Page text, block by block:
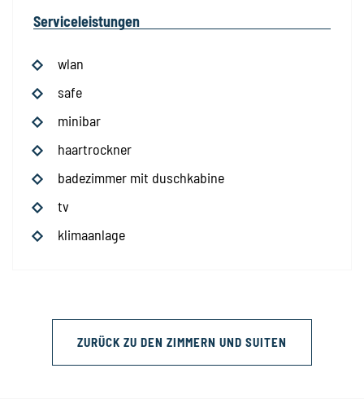
Serviceleistungen
wlan
safe
minibar
haartrockner
badezimmer mit duschkabine
tv
klimaanlage
ZURÜCK ZU DEN ZIMMERN UND SUITEN